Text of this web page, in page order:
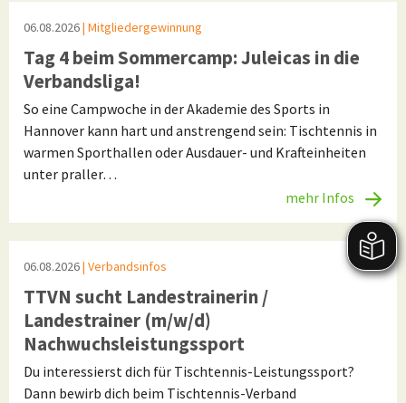
06.08.2026| Mitgliedergewinnung
Tag 4 beim Sommercamp: Juleicas in die
Verbandsliga!
So eine Campwoche in der Akademie des Sports in
Hannover kann hart und anstrengend sein: Tischtennis in
warmen Sporthallen oder Ausdauer- und Krafteinheiten
unter praller…
mehr Infos
06.08.2026| Verbandsinfos
TTVN sucht Landestrainerin /
Landestrainer (m/w/d)
Nachwuchsleistungssport
Du interessierst dich für Tischtennis-Leistungssport?
Dann bewirb dich beim Tischtennis-Verband